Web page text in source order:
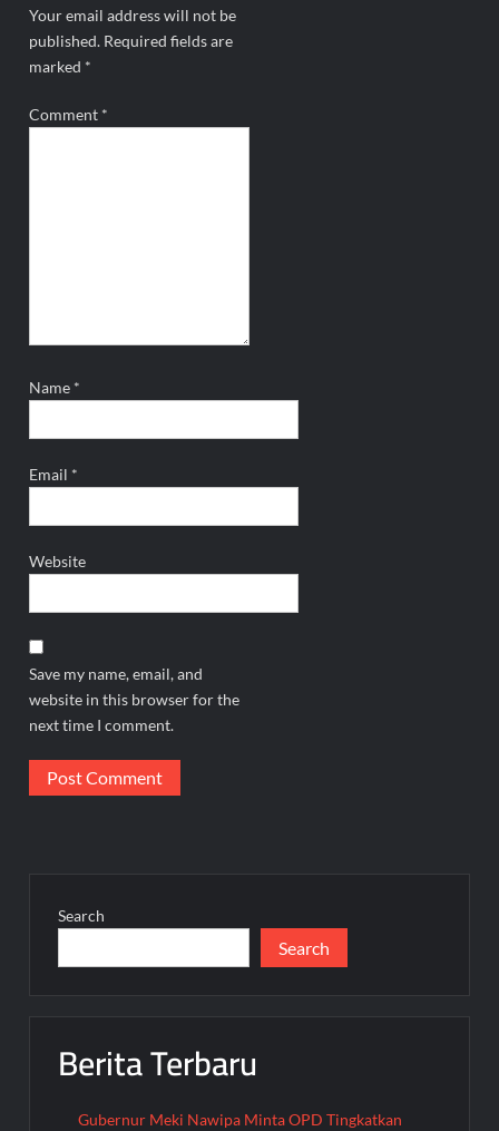
Your email address will not be
published. Required fields are
marked *
Comment *
Name *
Email *
Website
Save my name, email, and
website in this browser for the
next time I comment.
Search
Search
Berita Terbaru
Gubernur Meki Nawipa Minta OPD Tingkatkan